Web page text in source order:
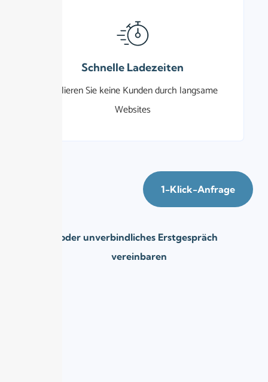
Schnelle Ladezeiten
Verlieren Sie keine Kunden durch langsame
Websites
1-Klick-Anfrage
oder unverbindliches Erstgespräch
vereinbaren